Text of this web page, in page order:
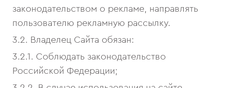
законодательством о рекламе, направлять
пользователю рекламную рассылку.
3.2. Владелец Сайта обязан:
3.2.1. Соблюдать законодательство
Российской Федерации;